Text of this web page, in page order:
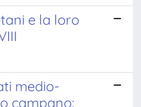
e la loro
medio-
campano: